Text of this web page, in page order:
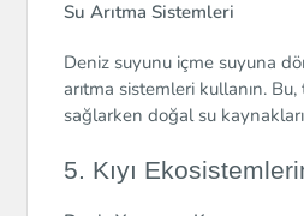
Su Arıtma Sistemleri
Deniz suyunu içme suyuna
arıtma sistemleri kullanın.
sağlarken doğal su
5. Kıyı